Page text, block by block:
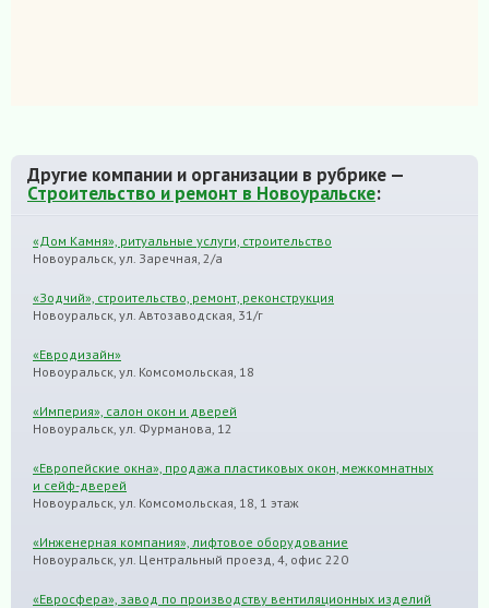
Другие компании и организации в рубрике —
Строительство и ремонт в Новоуральске:
«Дом Камня», ритуальные услуги, строительство
Новоуральск, ул. Заречная, 2/а
«Зодчий», строительство, ремонт, реконструкция
Новоуральск, ул. Автозаводская, 31/г
«Евродизайн»
Новоуральск, ул. Комсомольская, 18
«Империя», салон окон и дверей
Новоуральск, ул. Фурманова, 12
«Европейские окна», продажа пластиковых окон, межкомнатных
и сейф-дверей
Новоуральск, ул. Комсомольская, 18, 1 этаж
«Инженерная компания», лифтовое оборудование
Новоуральск, ул. Центральный проезд, 4, офис 220
«Евросфера», завод по производству вентиляционных изделий